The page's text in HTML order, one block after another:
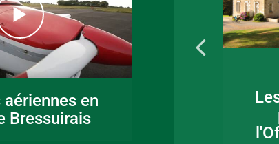
aériennes en
Bressuirais
16 juin 2026
Fête de la musique
en Bocage